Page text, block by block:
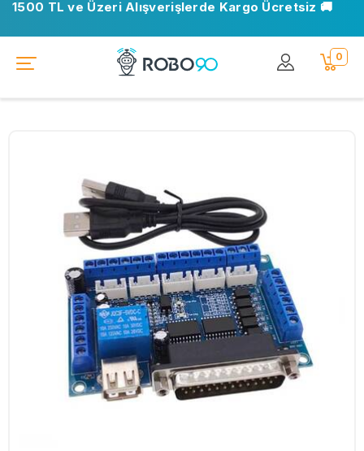
1500 TL ve Üzeri Alışverişlerde Kargo Ücretsiz 🚚
0